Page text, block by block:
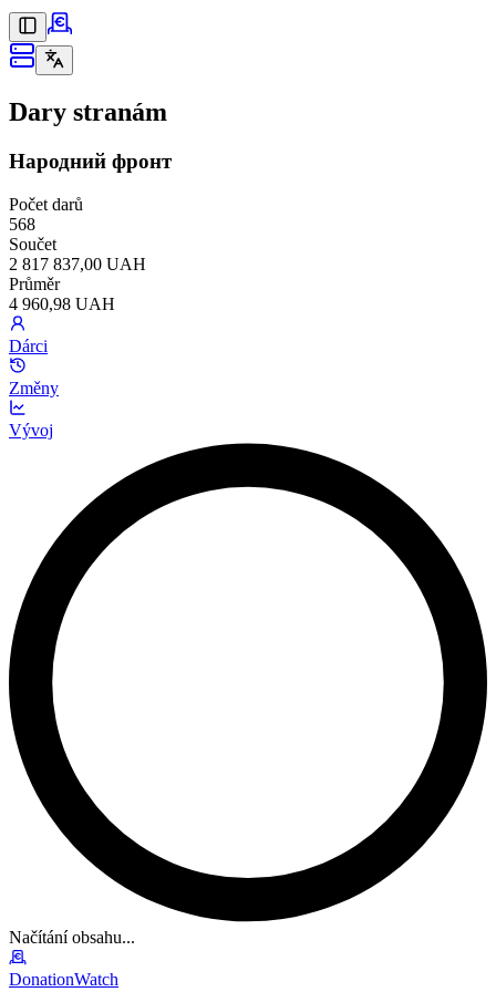
Dary stranám
Народний фронт
Počet darů
568
Součet
2 817 837,00 UAH
Průměr
4 960,98 UAH
Dárci
Změny
Vývoj
Načítání obsahu...
DonationWatch